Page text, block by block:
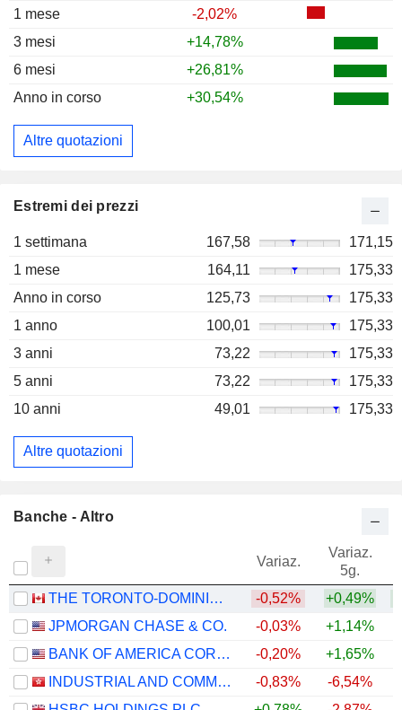
1 mese
-2,02%
3 mesi
+14,78%
6 mesi
+26,81%
Anno in corso
+30,54%
Altre quotazioni
Estremi dei prezzi
1 settimana 167,58
171,15
1 mese
164,11
175,33
Anno in corso
125,73
175,33
1 anno
100,01
175,33
3 anni
73,22
175,33
5 anni
73,22
175,33
10 anni
49,01 175,33
Altre quotazioni
Banche - Altro
Variaz.
Variaz.
5g.
THE TORONTO-DOMINION BANK -0,52% +0,49%
JPMORGAN CHASE & CO.
-0,03% +1,14%
BANK OF AMERICA CORPORATION
-0,20% +1,65%
INDUSTRIAL AND COMMERCIAL BANK OF CHINA LIMITED
-0,83% -6,54%